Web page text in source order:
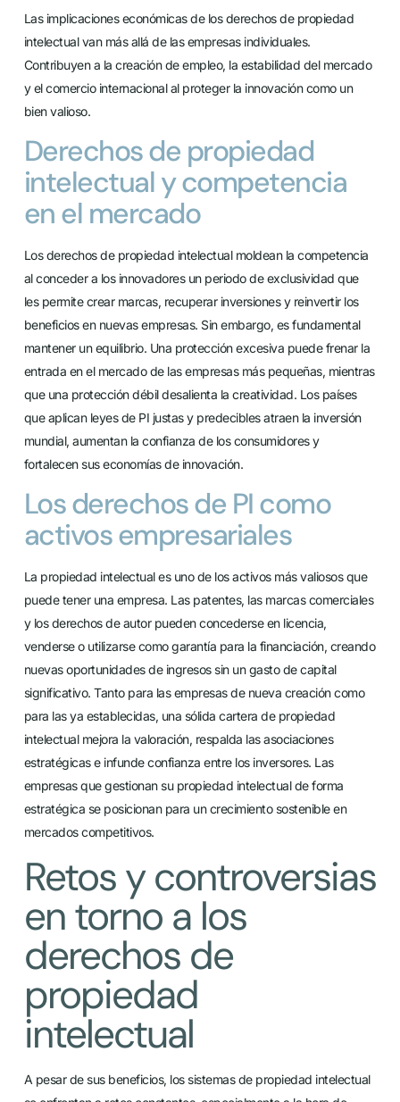
Las implicaciones económicas de los derechos de propiedad
intelectual van más allá de las empresas individuales.
Contribuyen a la creación de empleo, la estabilidad del mercado
y el comercio internacional al proteger la innovación como un
bien valioso.
Derechos de propiedad
intelectual y competencia
en el mercado
Los derechos de propiedad intelectual moldean la competencia
al conceder a los innovadores un periodo de exclusividad que
les permite crear marcas, recuperar inversiones y reinvertir los
beneficios en nuevas empresas. Sin embargo, es fundamental
mantener un equilibrio. Una protección excesiva puede frenar la
entrada en el mercado de las empresas más pequeñas, mientras
que una protección débil desalienta la creatividad. Los países
que aplican leyes de PI justas y predecibles atraen la inversión
mundial, aumentan la confianza de los consumidores y
fortalecen sus economías de innovación.
Los derechos de PI como
activos empresariales
La propiedad intelectual es uno de los activos más valiosos que
puede tener una empresa. Las patentes, las marcas comerciales
y los derechos de autor pueden concederse en licencia,
venderse o utilizarse como garantía para la financiación, creando
nuevas oportunidades de ingresos sin un gasto de capital
significativo. Tanto para las empresas de nueva creación como
para las ya establecidas, una sólida cartera de propiedad
intelectual mejora la valoración, respalda las asociaciones
estratégicas e infunde confianza entre los inversores. Las
empresas que gestionan su propiedad intelectual de forma
estratégica se posicionan para un crecimiento sostenible en
mercados competitivos.
Retos y controversias
en torno a los
derechos de
propiedad
intelectual
A pesar de sus beneficios, los sistemas de propiedad intelectual